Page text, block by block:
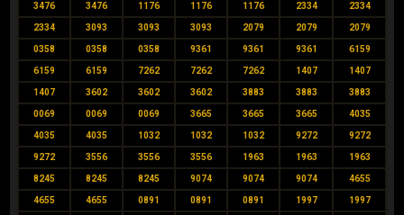
3476 3476 1176 1176 1176 2334 2334
2334 3093 3093 3093 2079 2079 2079
0358 0358 0358 9361 9361 9361 6159
6159 6159 7262 7262 7262 1407 1407
1407 3602 3602 3602 3883 3883 3883
0069 0069 0069 3665 3665 3665 4035
4035 4035 1032 1032 1032 9272 9272
9272 3556 3556 3556 1963 1963 1963
8245 8245 8245 9074 9074 9074 4655
4655 4655 0891 0891 0891 1997 1997